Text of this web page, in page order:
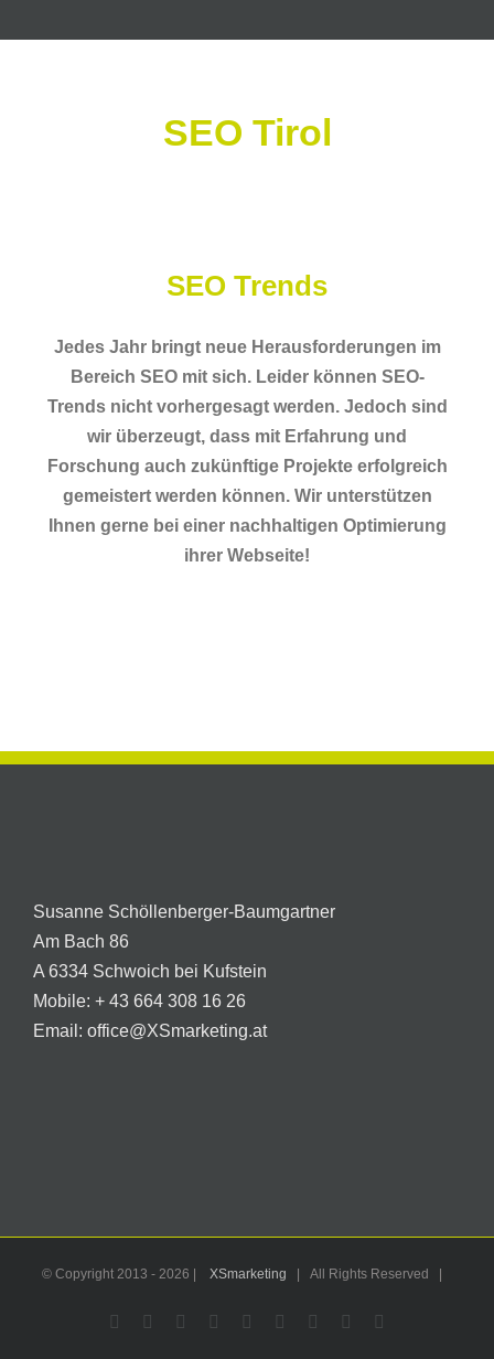
SEO Tirol
SEO Trends
Jedes Jahr bringt neue Herausforderungen im
Bereich SEO mit sich. Leider können SEO-
Trends nicht vorhergesagt werden. Jedoch sind
wir überzeugt, dass mit Erfahrung und
Forschung auch zukünftige Projekte erfolgreich
gemeistert werden können. Wir unterstützen
Ihnen gerne bei einer nachhaltigen Optimierung
ihrer Webseite!
Susanne Schöllenberger-Baumgartner
Am Bach 86
A 6334 Schwoich bei Kufstein
Mobile: + 43 664 308 16 26
Email: office@XSmarketing.at
© Copyright 2013 - 2026 | XSmarketing | All Rights Reserved |
Facebook
Flickr YouTubeInstagramPinterestLinkedIn
Email